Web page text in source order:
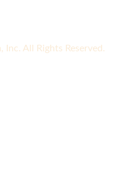
All Rights Reserved.